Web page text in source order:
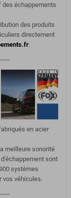
échappements
des produits
directement
.
en acier
meilleure sonorité
sont
systèmes
vos véhicules.